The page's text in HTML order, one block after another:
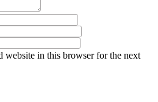
website in this browser for the next